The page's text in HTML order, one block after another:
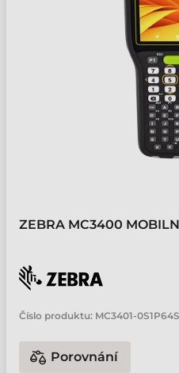
ZEBRA MC3400
Číslo produktu: MC3401-
Porovnání